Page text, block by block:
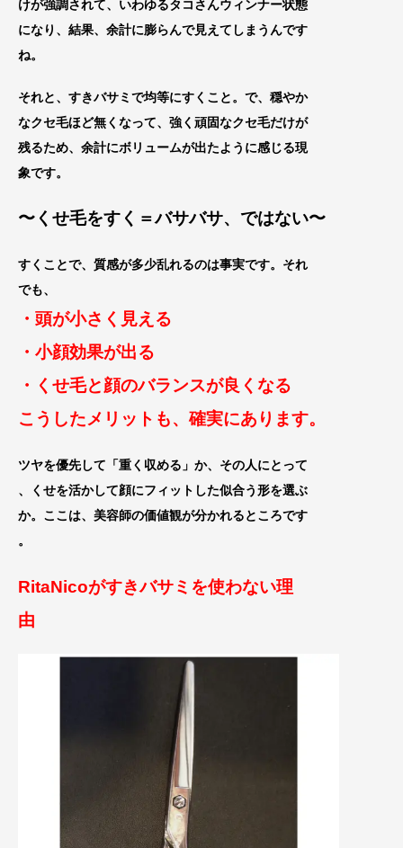
けが強調されて、いわゆるタコさんウィンナー状態
になり、結果、余計に膨らんで見えてしまうんです
ね。
それと、すきバサミで均等にすくこと。で、穏やか
なクセ毛ほど無くなって、強く頑固なクセ毛だけが
残るため、余計にボリュームが出たように感じる現
象です。
〜くせ毛をすく＝バサバサ、ではない〜
すくことで、質感が多少乱れるのは事実です。それ
でも、
・頭が小さく見える
・小顔効果が出る
・くせ毛と顔のバランスが良くなる
こうしたメリットも、確実にあります。
ツヤを優先して「重く収める」か、その人にとって
、
くせを活かして顔にフィットした似合う形を選ぶ
か。ここは、美容師の価値観が分かれるところです
。
RitaNicoがすきバサミを使わない理
由